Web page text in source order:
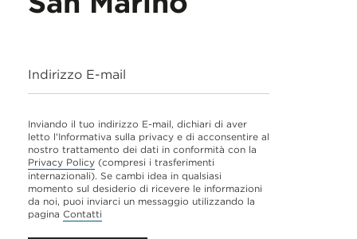
Indirizzo E-mail
Inviando il tuo indirizzo E-mail, dichiari di aver
letto l'Informativa sulla privacy e di acconsentire al
nostro trattamento dei dati in conformità con la
Privacy Policy (compresi i trasferimenti
internazionali). Se cambi idea in qualsiasi
momento sul desiderio di ricevere le informazioni
da noi, puoi inviarci un messaggio utilizzando la
pagina Contatti